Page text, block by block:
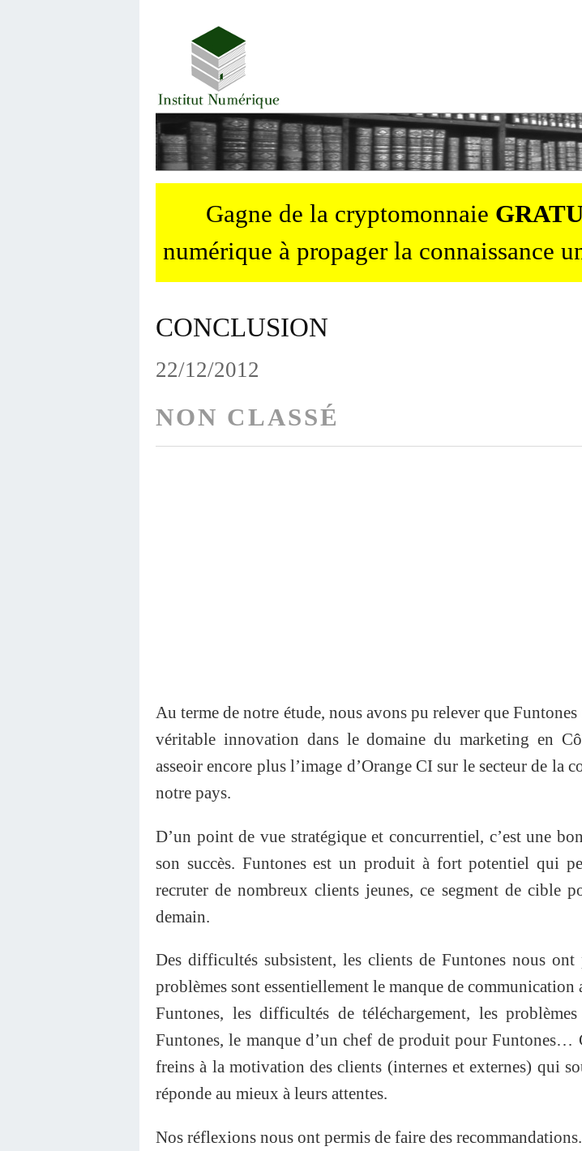
Gagne de la cryptomonnaie
numérique à propager la connaissance
CONCLUSION
22/12/2012
NON CLASSÉ
Au terme de notre étude, nous avons pu relever que
véritable innovation dans le domaine du marketing en
asseoir encore plus l’image d’Orange CI sur le secteur de la
notre pays.
D’un point de vue stratégique et concurrentiel, c’est une
son succès. Funtones est un produit à fort potentiel qui
recruter de nombreux clients jeunes, ce segment de cible
demain.
Des difficultés subsistent, les clients de Funtones nous ont
problèmes sont essentiellement le manque de communication
Funtones, les difficultés de téléchargement, les
Funtones, le manque d’un chef de produit pour Funtones…
freins à la motivation des clients (internes et externes) qui
réponde au mieux à leurs attentes.
Nos réflexions nous ont permis de faire des recommandations.